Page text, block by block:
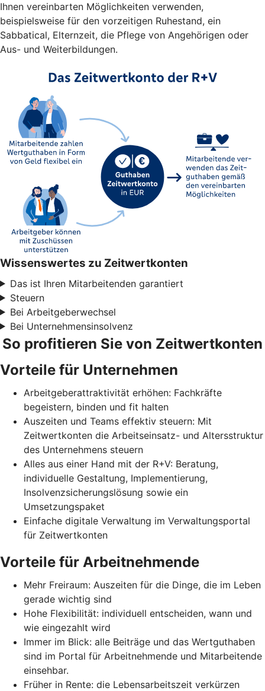
Ihnen vereinbarten Möglichkeiten verwenden,
beispielsweise für den vorzeitigen Ruhestand, ein
Sabbatical, Elternzeit, die Pflege von Angehörigen oder
Aus- und Weiterbildungen.
Wissenswertes zu Zeitwertkonten
Das ist Ihren Mitarbeitenden garantiert
Steuern
Bei Arbeitgeberwechsel
Bei Unternehmensinsolvenz
So profitieren Sie von Zeitwertkonten
Vorteile für Unternehmen
Arbeitgeberattraktivität erhöhen: Fachkräfte
begeistern, binden und fit halten
Auszeiten und Teams effektiv steuern: Mit
Zeitwertkonten die Arbeitseinsatz- und Altersstruktur
des Unternehmens steuern
Alles aus einer Hand mit der R+V: Beratung,
individuelle Gestaltung, Implementierung,
Insolvenzsicherungslösung sowie ein
Umsetzungspaket
Einfache digitale Verwaltung im Verwaltungsportal
für Zeitwertkonten
Vorteile für Arbeitnehmende
Mehr Freiraum: Auszeiten für die Dinge, die im Leben
gerade wichtig sind
Hohe Flexibilität: individuell entscheiden, wann und
wie eingezahlt wird
Immer im Blick: alle Beiträge und das Wertguthaben
sind im Portal für Arbeitnehmende und Mitarbeitende
einsehbar.
Früher in Rente: die Lebensarbeitszeit verkürzen